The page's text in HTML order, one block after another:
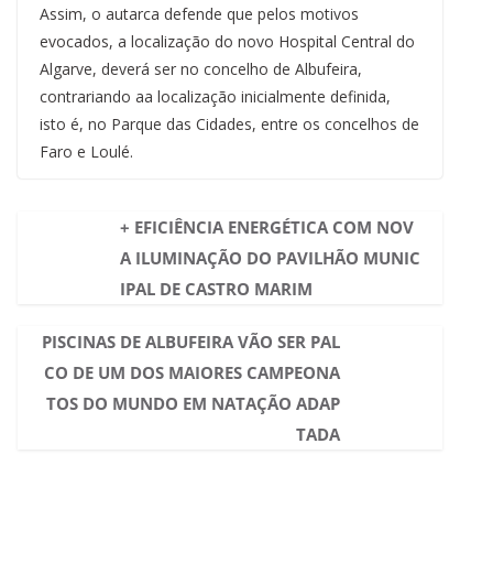
Assim, o autarca defende que pelos motivos
evocados, a localização do novo Hospital Central do
Algarve, deverá ser no concelho de Albufeira,
contrariando aa localização inicialmente definida,
isto é, no Parque das Cidades, entre os concelhos de
Faro e Loulé.
+ EFICIÊNCIA ENERGÉTICA COM NOV
A ILUMINAÇÃO DO PAVILHÃO MUNIC
IPAL DE CASTRO MARIM
PISCINAS DE ALBUFEIRA VÃO SER PAL
CO DE UM DOS MAIORES CAMPEONA
TOS DO MUNDO EM NATAÇÃO ADAP
TADA